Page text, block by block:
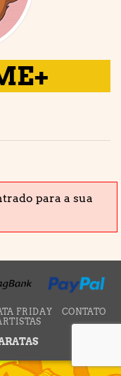
para a sua
FRIDAY
CONTATO